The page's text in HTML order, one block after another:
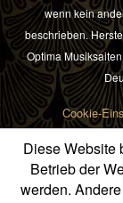
wenn kein
beschrieben.
Optima
Cookie-
Diese Website
Betrieb der
werden.